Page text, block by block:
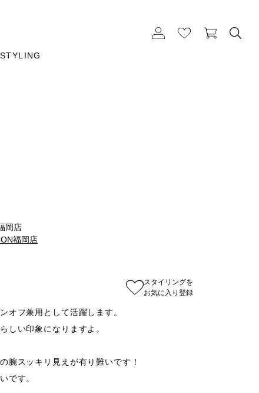
STYLING
岡店
福岡店
スタイリングを
お気に入り登録
オフ兼用として活躍します。
しい印象になりますよ。
腕スッキリ見えが有り難いです！
です。